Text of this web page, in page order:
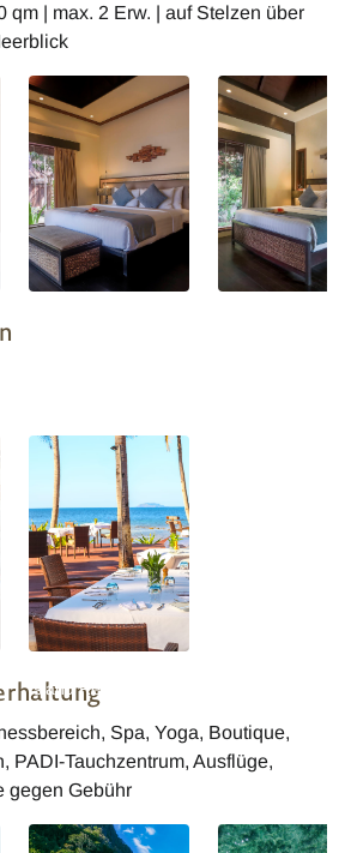
qm | max. 2 Erw. | auf Stelzen über
Island Resort
Restaurant
Spa, Yoga, Boutique,
PADI-Tauchzentrum, Ausflüge,
gegen Gebühr